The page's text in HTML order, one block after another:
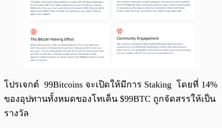
โปรเจกต์ 99Bitcoins จะเปิดให้มีการ Staking โดยที่ 14%
ของอุปทานทั้งหมดของโทเค็น $99BTC ถูกจัดสรรให้เป็น
รางวัล